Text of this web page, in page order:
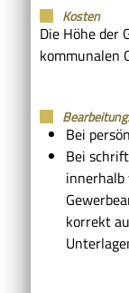
Kosten
Die Höhe der
kommunalen
Bei
Bei
innerhalb
korrekt